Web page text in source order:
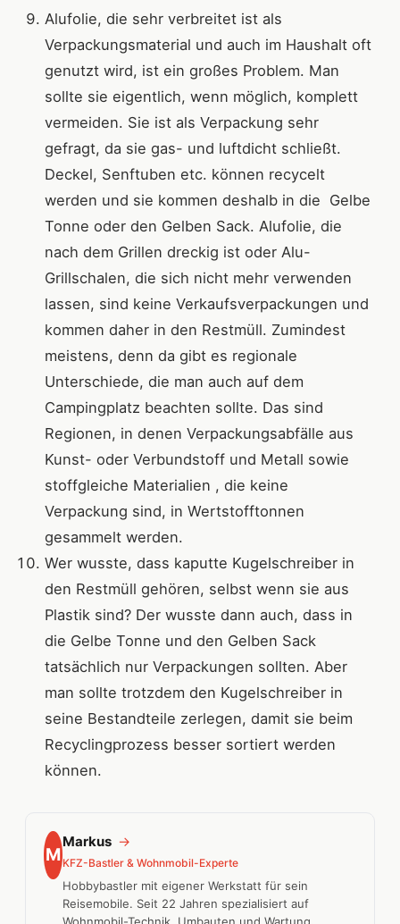
Alufolie, die sehr verbreitet ist als
Verpackungsmaterial und auch im Haushalt oft
genutzt wird, ist ein großes Problem. Man
sollte sie eigentlich, wenn möglich, komplett
vermeiden. Sie ist als Verpackung sehr
gefragt, da sie gas- und luftdicht schließt.
Deckel, Senftuben etc. können recycelt
werden und sie kommen deshalb in die Gelbe
Tonne oder den Gelben Sack. Alufolie, die
nach dem Grillen dreckig ist oder Alu-
Grillschalen, die sich nicht mehr verwenden
lassen, sind keine Verkaufsverpackungen und
kommen daher in den Restmüll. Zumindest
meistens, denn da gibt es regionale
Unterschiede, die man auch auf dem
Campingplatz beachten sollte. Das sind
Regionen, in denen Verpackungsabfälle aus
Kunst- oder Verbundstoff und Metall sowie
stoffgleiche Materialien , die keine
Verpackung sind, in Wertstofftonnen
gesammelt werden.
Wer wusste, dass kaputte Kugelschreiber in
den Restmüll gehören, selbst wenn sie aus
Plastik sind? Der wusste dann auch, dass in
die Gelbe Tonne und den Gelben Sack
tatsächlich nur Verpackungen sollten. Aber
man sollte trotzdem den Kugelschreiber in
seine Bestandteile zerlegen, damit sie beim
Recyclingprozess besser sortiert werden
können.
M
Markus →
KFZ-Bastler & Wohnmobil-Experte
Hobbybastler mit eigener Werkstatt für sein
Reisemobile. Seit 22 Jahren spezialisiert auf